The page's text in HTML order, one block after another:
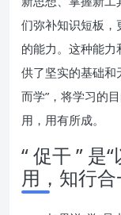
们弥补知识短板，
的能力。这种能力
供了坚实的基础和
而学”，将学习的
用，用有所成。
“ 促干 ” 是
用，知行合